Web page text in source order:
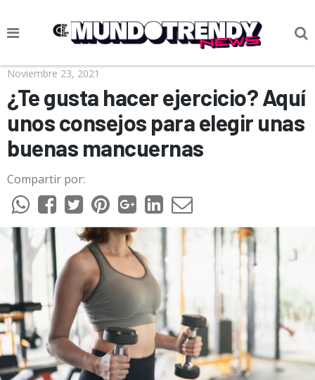
NOTICIAS
CULTURA POP
CIENCIA Y TECNOLOGÍA
VIDA
SOCIEDAD
CULTURIZANDO.COM
Noviembre 23, 2021
¿Te gusta hacer ejercicio? Aquí
unos consejos para elegir unas
buenas mancuernas
Compartir por: